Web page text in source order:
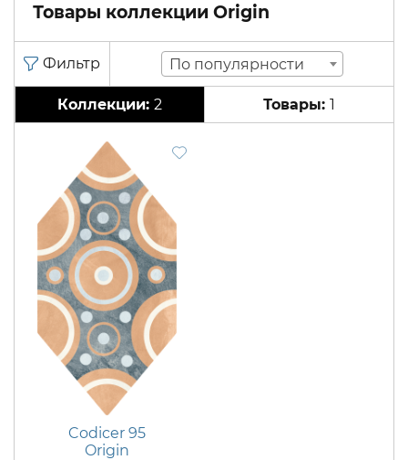
Товары коллекции Origin
По популярности
2 1
Codicer 95
Origin